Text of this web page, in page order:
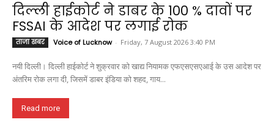
दिल्ली हाईकोर्ट ने डाबर के 100 % दावों पर
FSSAI के आदेश पर लगाई रोक
ताजा खबर Voice of Lucknow - Friday, 7 August 2026 3:40 PM
नयी दिल्ली। दिल्ली हाईकोर्ट ने शुक्रवार को खाद्य नियामक एफएसएसएआई के उस आदेश पर
अंतरिम रोक लगा दी, जिसमें डाबर इंडिया को शहद, गाय...
Read more